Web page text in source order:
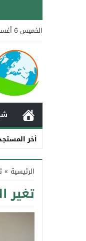
الخميس 6 أغسطس 2026 - 6:52 صباحًا
أخر
الرئيسية »
تغير